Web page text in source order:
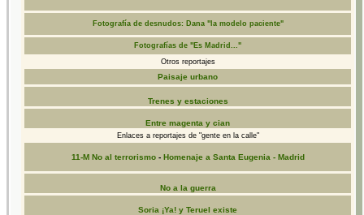
Fotografía de desnudos: Dana "la modelo paciente"
Fotografías de "Es Madrid..."
Otros reportajes
Paisaje urbano
Trenes y estaciones
Entre magenta y cian
Enlaces a reportajes de "gente en la calle"
11-M No al terrorismo- Homenaje a Santa Eugenia - Madrid
No a la guerra
Soria ¡Ya! y Teruel existe